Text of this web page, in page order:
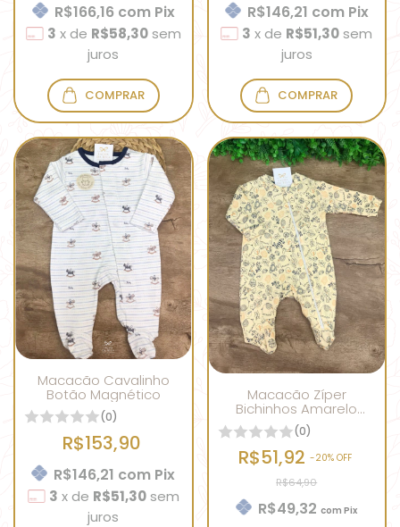
R$166,16 com Pix
3 x de R$58,30 sem
juros
COMPRAR
R$146,21 com Pix
3 x de R$51,30 sem
juros
COMPRAR
Macacão Cavalinho
Botão Magnético
(0)
R$153,90
R$146,21 com Pix
3 x de R$51,30 sem
juros
Macacão Zíper
Bichinhos Amarelo
Queimado
(0)
R$51,92 -20% OFF
R$64,90
R$49,32com Pix